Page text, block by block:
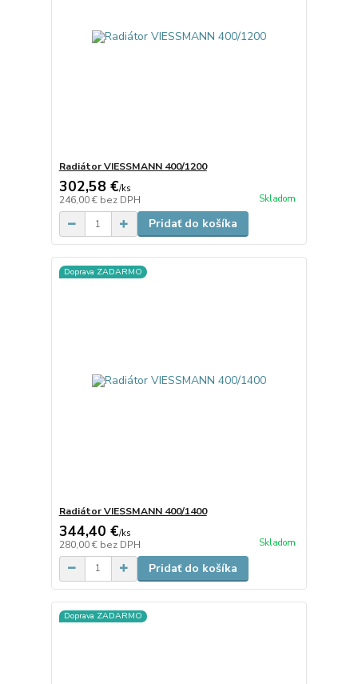
Radiátor VIESSMANN 400/1200
302,58 €/ks
246,00 € bez DPH Skladom
Pridať do košíka
Doprava ZADARMO
Radiátor VIESSMANN 400/1400
344,40 €/ks
280,00 € bez DPH Skladom
Pridať do košíka
Doprava ZADARMO